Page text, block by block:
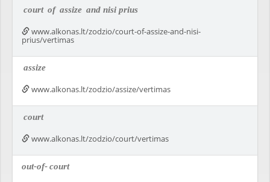
court of assize and nisi prius
www.alkonas.lt/zodzio/court-of-assize-and-nisi-
prius/vertimas
assize
www.alkonas.lt/zodzio/assize/vertimas
court
www.alkonas.lt/zodzio/court/vertimas
out-of-court